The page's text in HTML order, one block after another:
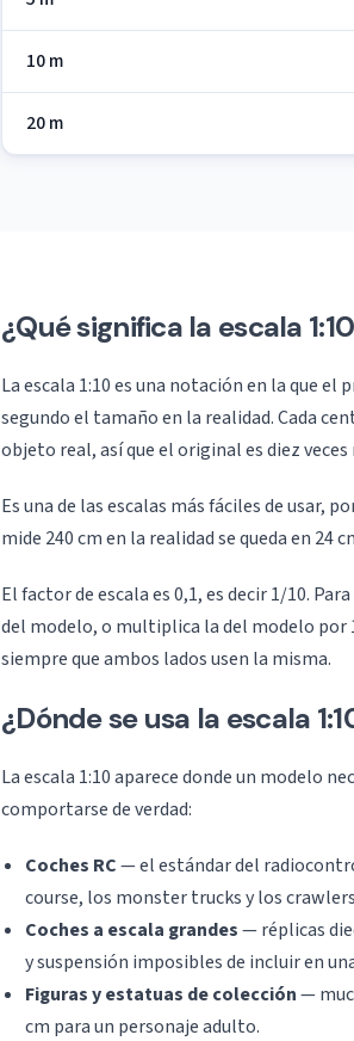
10 m
20 m
¿Qué significa la escala
La escala 1:10 es una notación en la que
segundo el tamaño en la realidad. Cada
objeto real, así que el original es diez
Es una de las escalas más fáciles de usar,
mide 240 cm en la realidad se queda en 24
El factor de escala es 0,1, es decir 1/10.
del modelo, o multiplica la del modelo por
siempre que ambos lados usen la misma.
¿Dónde se usa la escala
La escala 1:10 aparece donde un modelo
comportarse de verdad:
Coches RC— el estándar del
course, los monster trucks y los
Coches a escala grandes— réplicas
y suspensión imposibles de incluir en
Figuras y estatuas de colección—
cm para un personaje adulto.